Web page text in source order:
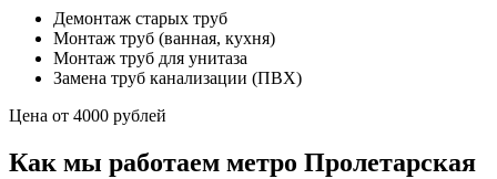
Демонтаж старых труб
Монтаж труб (ванная, кухня)
Монтаж труб для унитаза
Замена труб канализации (ПВХ)
Цена от 4000 рублей
Как мы работаем метро Пролетарская